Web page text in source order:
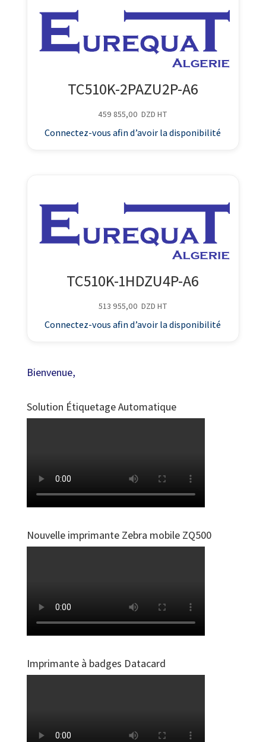
TC510K-2PAZU2P-A6
459 855,00 DZD HT
Connectez-vous afin d’avoir la disponibilité
TC510K-1HDZU4P-A6
513 955,00 DZD HT
Connectez-vous afin d’avoir la disponibilité
Bienvenue,
Solution Étiquetage Automatique
Nouvelle imprimante Zebra mobile ZQ500
Imprimante à badges Datacard